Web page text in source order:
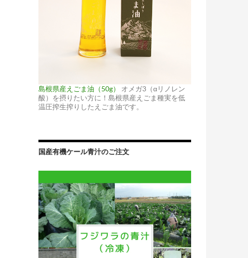
島根県産えごま油（50g）
オメガ3（αリノレン
酸）を摂りたい方に！島根県産えごま種実を低
温圧搾生搾りしたえごま油です。
国産有機ケール青汁のご注文